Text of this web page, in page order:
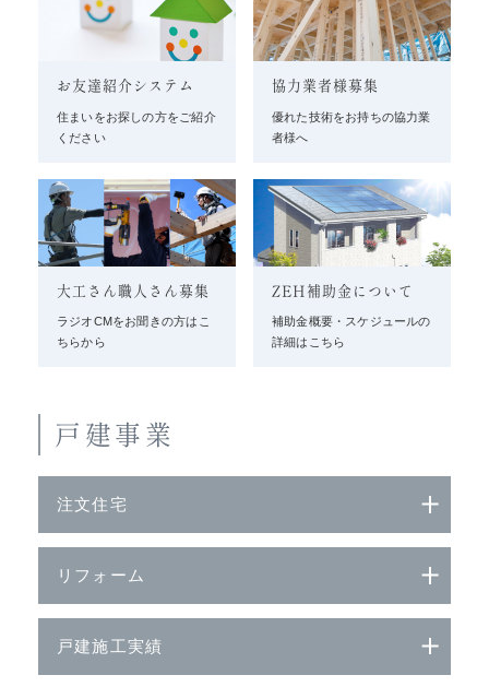
お友達紹介システム
住まいをお探しの方をご紹介
ください
協力業者様募集
優れた技術をお持ちの協力業
者様へ
大工さん職人さん募集
ラジオCMをお聞きの方はこ
ちらから
ZEH補助金について
補助金概要・スケジュールの
詳細はこちら
戸建事業
注文住宅
リフォーム
戸建施工実績